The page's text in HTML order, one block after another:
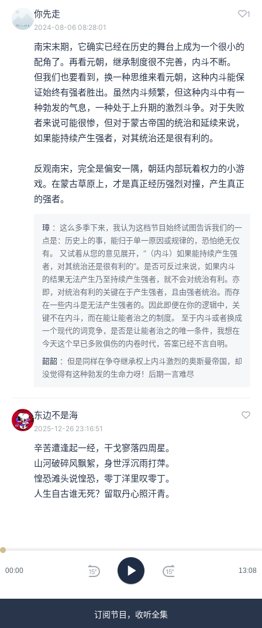
00:00 13:08
了文明的浩劫。伊利汗国的成立，是建立在原先波斯帝国
的基础上，有着悠久历史的区域被强行辗压过去，破坏来
得越快，所需要的复原复兴的时间也就拉得越长。
忽必烈建立元朝
公元1235年，在前一年退回草原的蒙古军队再度南下，这
次的目标却是要将宋人从华北平原给赶走，占领原本金朝
蒙古人重新布局。
你先走 1
2024-08-06 08:28:01
南宋末期，它确实已经在历史的舞台上成为一个很小的
配角了。再看元朝，继承制度很不完善，内斗不断。
但我们也要看到，换一种思维来看元朝，这种内斗能保
证始终有强者胜出。虽然内斗频繁，但这种内斗中有一
种勃发的气息，一种处于上升期的激烈斗争。对于失败
者来说可能很惨，但对于蒙古帝国的统治和延续来说，
如果能持续产生强者，对其统治还是很有利的。
反观南宋，完全是偏安一隅，朝廷内部玩着权力的小游
戏。在蒙古草原上，才是真正经历强烈对撞，产生真正
的强者。
璋 ：这么多季下来，我认为这档节目始终试图告诉我们的一
点是：历史上的事，能归于单一原因或规律的，恐怕绝无仅
有。 又试着从您的意见展开，“（内斗）如果能持续产生强
者，对其统治还是很有利的”。是否可反过来说，如果内斗
的结果无法产生乃至持续产生强者，就不会对统治有利。亦
即，对统治有利的关键在于产生强者，且由强者统治。而存
在一些内斗是无法产生强者的。因此即便在你的逻辑中，关
键不在内斗，而在能让能者治之的制度。 至于内斗或者换成
一个现代的词竞争，是否是让能者治之的唯一条件，我想在
今天这个早已多败俱伤的内卷时代，答案已经不言自明。
韶韶 ：但是同样在争夺继承权上内斗激烈的奥斯曼帝国，却
没觉得有这种勃发的生命力呀！后期一言难尽
东边不是海
2025-12-26 23:16:51
辛苦遭逢起一经，干戈寥落四周星。
山河破碎风飘絮，身世浮沉雨打萍。
惶恐滩头说惶恐，零丁洋里叹零丁。
人生自古谁无死？留取丹心照汗青。
订阅节目，收听全集